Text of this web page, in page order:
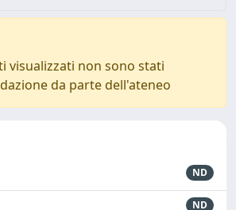
visualizzati non sono stati
da parte dell'ateneo
ND
ND